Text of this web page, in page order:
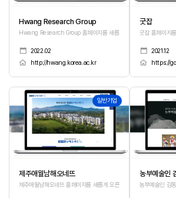
Hwang Research Group
Hwang Research Group 홈페이지를 새롭게 오픈하였습니다.
2022.02
http://hwang.korea.ac.kr
굿잡
굿잡 홈페이지
2021.12
https://
일반기업
제주애월남해오네뜨
제주애월남해오네뜨 홈페이지를 새롭게 오픈하였습니다.
농부예술인
농부예술인 김